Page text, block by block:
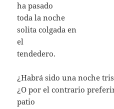
ha pasado
toda la noche
solita colgada en
el
tendedero.
¿Habrá sido una noche
¿O por el contrario
patio